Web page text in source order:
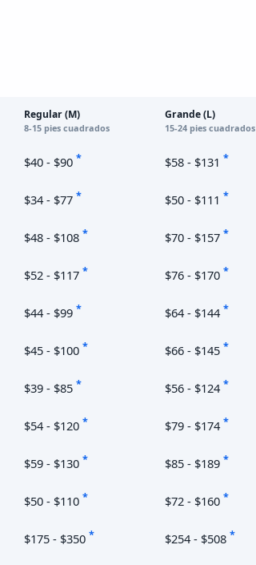
Regular (M)
8-15 pies cuadrados
Grande (L)
15-24 pies cuadrados
$40 - $90* $58 - $131*
$34 - $77* $50 - $111*
$48 - $108* $70 - $157*
$52 - $117* $76 - $170*
$44 - $99* $64 - $144*
$45 - $100* $66 - $145*
$39 - $85* $56 - $124*
$54 - $120* $79 - $174*
$59 - $130* $85 - $189*
$50 - $110* $72 - $160*
$175 - $350* $254 - $508*